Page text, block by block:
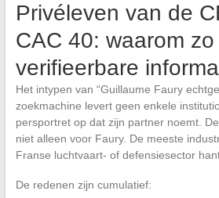
Privéleven van de
CAC 40: waarom
verifieerbare
Het intypen van “Guillaume Faury
zoekmachine levert geen enkele
persportret op dat zijn partner noemt.
niet alleen voor Faury. De meeste
Franse luchtvaart- of defensiesector
De redenen zijn cumulatief: